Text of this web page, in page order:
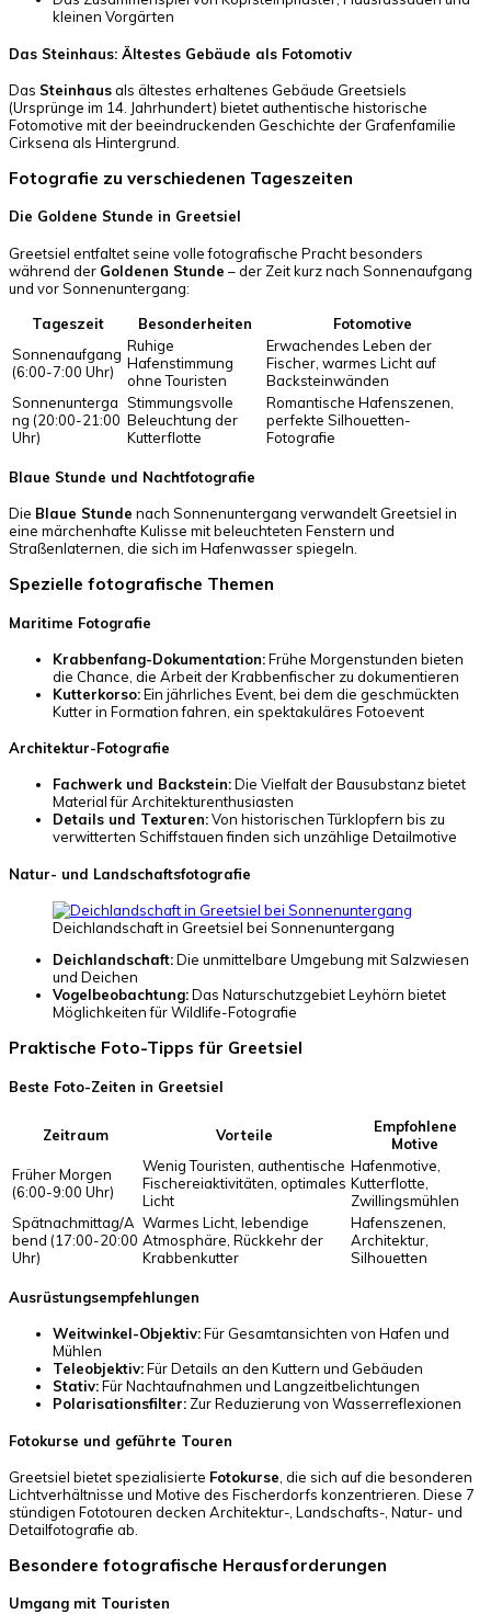
kleinen Vorgärten
Das Steinhaus: Ältestes Gebäude als Fotomotiv
Das Steinhausals ältestes erhaltenes Gebäude Greetsiels
(Ursprünge im 14. Jahrhundert) bietet authentische historische
Fotomotive mit der beeindruckenden Geschichte der Grafenfamilie
Cirksena als Hintergrund.
Fotografie zu verschiedenen Tageszeiten
Die Goldene Stunde in Greetsiel
Greetsiel entfaltet seine volle fotografische Pracht besonders
während der Goldenen Stunde – der Zeit kurz nach Sonnenaufgang
und vor Sonnenuntergang:
Tageszeit
Besonderheiten
Fotomotive
Sonnenaufgang
(6:00-7:00 Uhr)
Ruhige
Hafenstimmung
ohne Touristen
Erwachendes Leben der
Fischer, warmes Licht auf
Backsteinwänden
Sonnenunterga
ng (20:00-21:00
Uhr)
Stimmungsvolle
Beleuchtung der
Kutterflotte
Romantische Hafenszenen,
perfekte Silhouetten-
Fotografie
Blaue Stunde und Nachtfotografie
Die Blaue Stunde nach Sonnenuntergang verwandelt Greetsiel in
eine märchenhafte Kulisse mit beleuchteten Fenstern und
Straßenlaternen, die sich im Hafenwasser spiegeln.
Spezielle fotografische Themen
Maritime Fotografie
Krabbenfang-Dokumentation:Frühe Morgenstunden bieten
die Chance, die Arbeit der Krabbenfischer zu dokumentieren
Kutterkorso:Ein jährliches Event, bei dem die geschmückten
Kutter in Formation fahren, ein spektakuläres Fotoevent
Architektur-Fotografie
Fachwerk und Backstein:Die Vielfalt der Bausubstanz bietet
Material für Architekturenthusiasten
Details und Texturen:Von historischen Türklopfern bis zu
verwitterten Schiffstauen finden sich unzählige Detailmotive
Natur- und Landschaftsfotografie
Deichlandschaft in Greetsiel bei Sonnenuntergang
Deichlandschaft:Die unmittelbare Umgebung mit Salzwiesen
und Deichen
Vogelbeobachtung:Das Naturschutzgebiet Leyhörn bietet
Möglichkeiten für Wildlife-Fotografie
Praktische Foto-Tipps für Greetsiel
Beste Foto-Zeiten in Greetsiel
Zeitraum Vorteile
Empfohlene
Motive
Früher Morgen
(6:00-9:00 Uhr)
Wenig Touristen, authentische
Fischereiaktivitäten, optimales
Licht
Hafenmotive,
Kutterflotte,
Zwillingsmühlen
Spätnachmittag/A
bend (17:00-20:00
Uhr)
Warmes Licht, lebendige
Atmosphäre, Rückkehr der
Krabbenkutter
Hafenszenen,
Architektur,
Silhouetten
Ausrüstungsempfehlungen
Weitwinkel-Objektiv:Für Gesamtansichten von Hafen und
Mühlen
Teleobjektiv:Für Details an den Kuttern und Gebäuden
Stativ:Für Nachtaufnahmen und Langzeitbelichtungen
Polarisationsfilter: Zur Reduzierung von Wasserreflexionen
Fotokurse und geführte Touren
Greetsiel bietet spezialisierte Fotokurse , die sich auf die besonderen
Lichtverhältnisse und Motive des Fischerdorfs konzentrieren. Diese 7
stündigen Fototouren decken Architektur-, Landschafts-, Natur- und
Detailfotografie ab.
Besondere fotografische Herausforderungen
Umgang mit Touristen